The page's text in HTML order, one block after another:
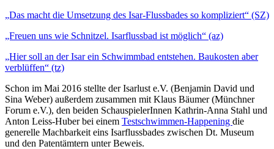
„Das macht die Umsetzung des Isar-Flussbades so kompliziert“ (SZ)
„Freuen uns wie Schnitzel. Isarflussbad ist möglich“ (az)
„Hier soll an der Isar ein Schwimmbad entstehen. Baukosten aber
verblüffen“ (tz)
Schon im Mai 2016 stellte der Isarlust e.V. (Benjamin David und
Sina Weber) außerdem zusammen mit Klaus Bäumer (Münchner
Forum e.V.), den beiden SchauspielerInnen Kathrin-Anna Stahl und
Anton Leiss-Huber bei einem Testschwimmen-Happening die
generelle Machbarkeit eins Isarflussbades zwischen Dt. Museum
und den Patentämtern unter Beweis.